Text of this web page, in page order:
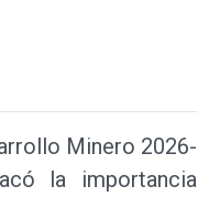
Minero 2026-
la importancia